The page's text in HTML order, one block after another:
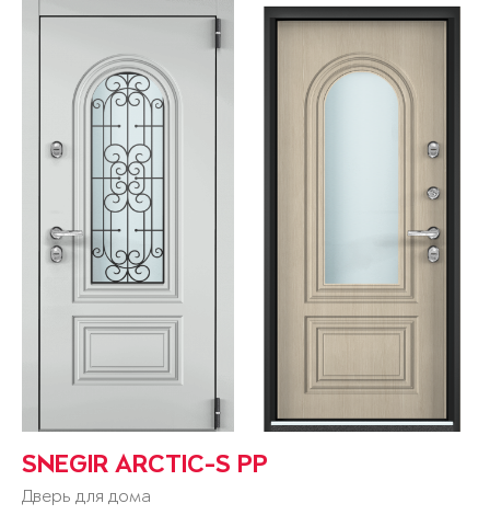
SNEGIR ARCTIC-S PP
Дверь для дома